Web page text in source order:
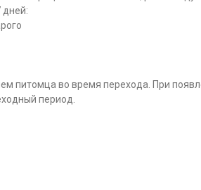
дней:
питомца во время перехода. При
период.